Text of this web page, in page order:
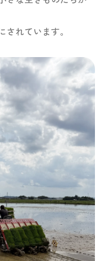
れています。